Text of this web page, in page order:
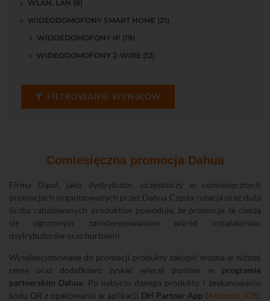
WLAN, LAN (8)
WIDEODOMOFONY SMART HOME (21)
WIDOEDOMOFONY IP (19)
WIDEODOMOFONY 2-WIRE (12)
FILTROWANIE WYNIKÓW
Comiesięczna promocja Dahua
Firma Dipol, jako dystrybutor, uczestniczy w comiesięcznych
promocjach organizowanych przez Dahua Częsta rotacja oraz duża
liczba rabatowanych produktów powoduje, że promocje te cieszą
się ogromnym zainsteresowaniem wśród instalatorów,
dsytrybutorów oraz hurtowni.
Wyselekcjonowane do promocji produkty zakupić można w niższej
cenie oraz dodatkowo zyskać więcej puntów w programie
partnerskim Dahua. Po nabyciu danego produktu i zeskanowaniu
kodu QR z opakowania w aplikacji DH Partner App (Android, iOS),